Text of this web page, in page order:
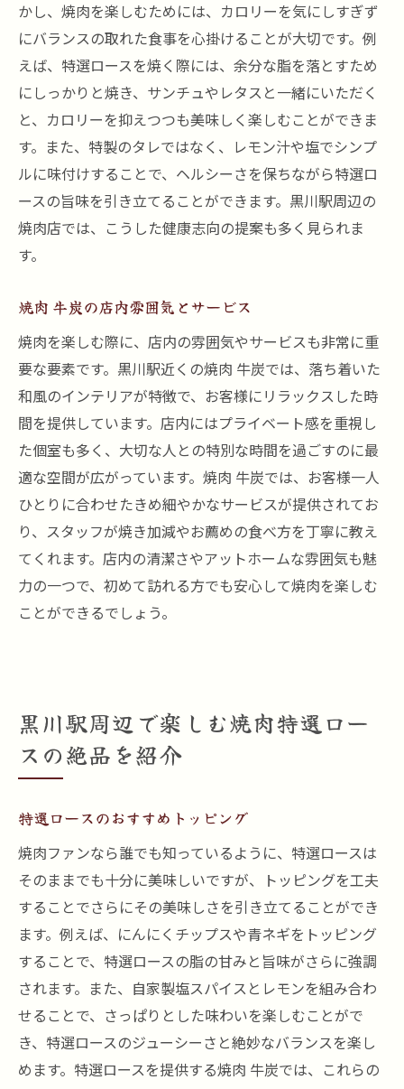
かし、焼肉を楽しむためには、カロリーを気にしすぎず
にバランスの取れた食事を心掛けることが大切です。例
えば、特選ロースを焼く際には、余分な脂を落とすため
にしっかりと焼き、サンチュやレタスと一緒にいただく
と、カロリーを抑えつつも美味しく楽しむことができま
す。また、特製のタレではなく、レモン汁や塩でシンプ
ルに味付けすることで、ヘルシーさを保ちながら特選ロ
ースの旨味を引き立てることができます。黒川駅周辺の
焼肉店では、こうした健康志向の提案も多く見られま
す。
焼肉 牛炭の店内雰囲気とサービス
焼肉を楽しむ際に、店内の雰囲気やサービスも非常に重
要な要素です。黒川駅近くの焼肉 牛炭では、落ち着いた
和風のインテリアが特徴で、お客様にリラックスした時
間を提供しています。店内にはプライベート感を重視し
た個室も多く、大切な人との特別な時間を過ごすのに最
適な空間が広がっています。焼肉 牛炭では、お客様一人
ひとりに合わせたきめ細やかなサービスが提供されてお
り、スタッフが焼き加減やお薦めの食べ方を丁寧に教え
てくれます。店内の清潔さやアットホームな雰囲気も魅
力の一つで、初めて訪れる方でも安心して焼肉を楽しむ
ことができるでしょう。
黒川駅周辺で楽しむ焼肉特選ロー
スの絶品を紹介
特選ロースのおすすめトッピング
焼肉ファンなら誰でも知っているように、特選ロースは
そのままでも十分に美味しいですが、トッピングを工夫
することでさらにその美味しさを引き立てることができ
ます。例えば、にんにくチップスや青ネギをトッピング
することで、特選ロースの脂の甘みと旨味がさらに強調
されます。また、自家製塩スパイスとレモンを組み合わ
せることで、さっぱりとした味わいを楽しむことがで
き、特選ロースのジューシーさと絶妙なバランスを楽し
めます。特選ロースを提供する焼肉 牛炭では、これらの